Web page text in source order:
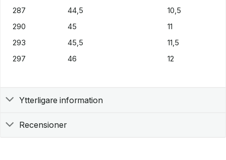
287
44,5
10,5
290
45
11
293
45,5
11,5
297
46 12
Ytterligare information
Recensioner